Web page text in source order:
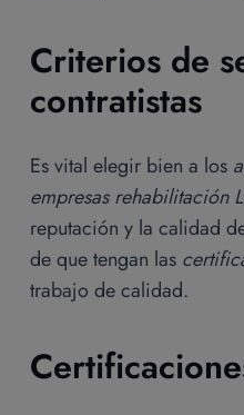
Criterios de
contratistas
Es vital elegir bien a los
empresas rehabilitación
reputación y la calidad
de que tengan las
trabajo de calidad.